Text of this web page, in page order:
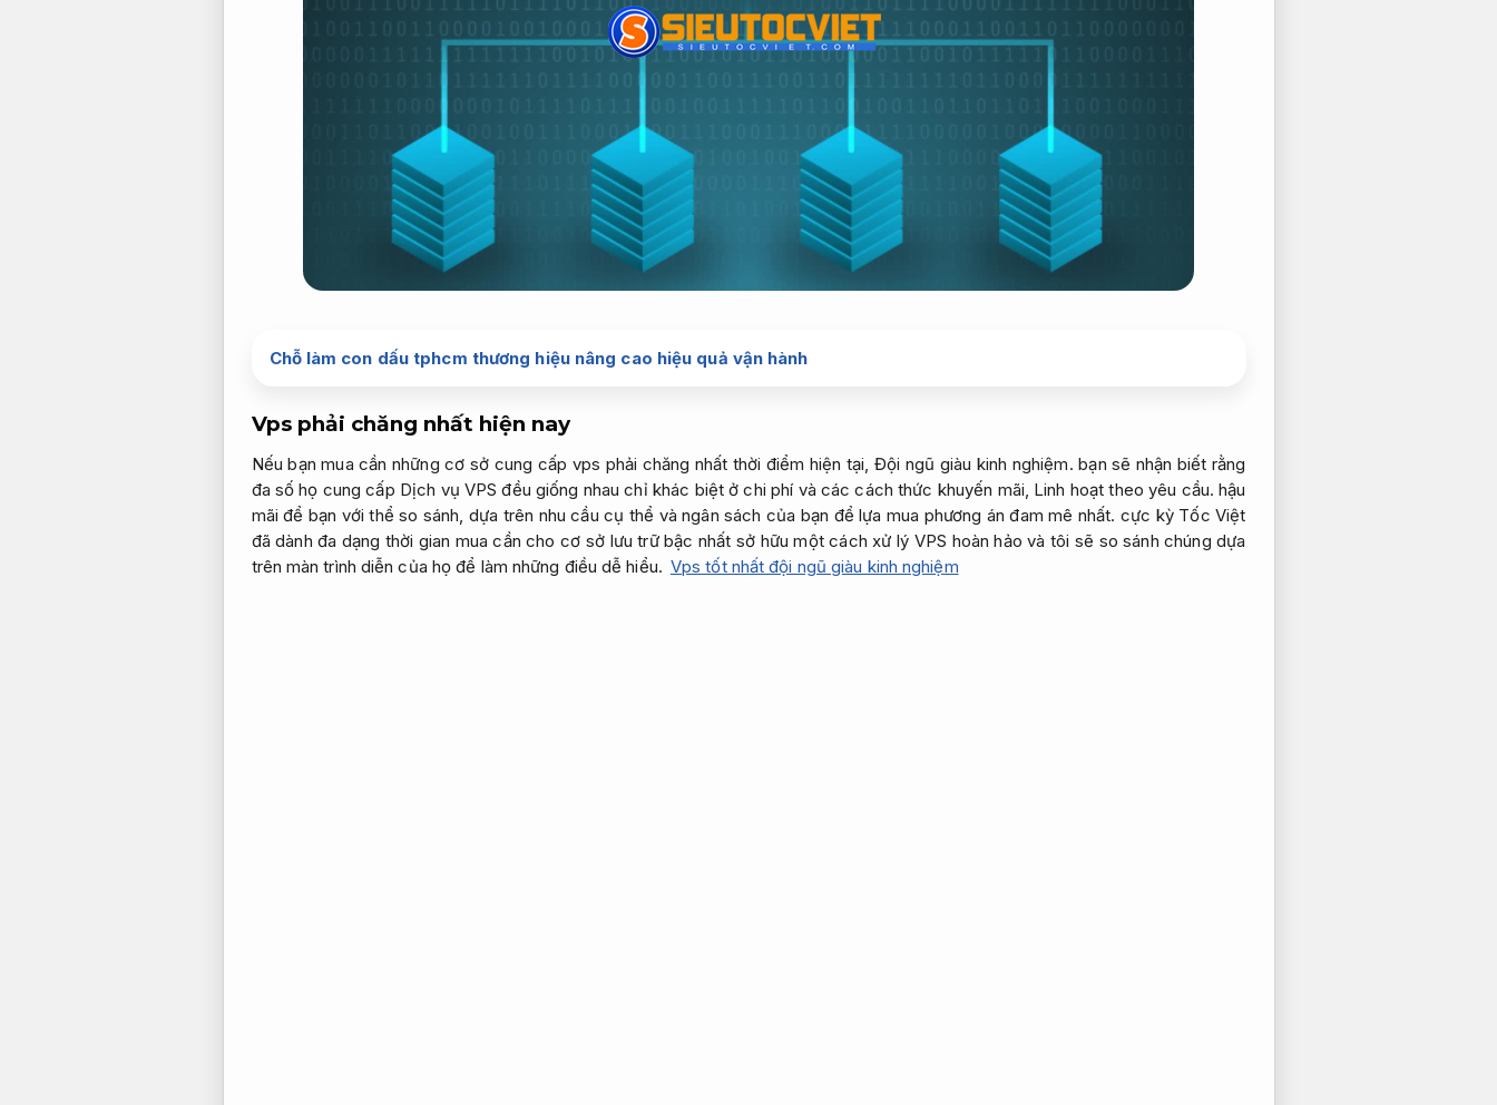
Chỗ làm con dấu tphcm thương hiệu nâng cao hiệu quả vận hành
Vps phải chăng nhất hiện nay
Nếu bạn mua cần những cơ sở cung cấp vps phải chăng nhất thời điểm hiện tại,Đội ngũ giàu kinh nghiệm. bạn sẽ nhận biết rằng
đa số họ cung cấp Dịch vụ VPS đều giống nhau chỉ khác biệt ở chi phí và các cách thức khuyến mãi, Linh hoạt theo yêu cầu. hậu
mãi để bạn với thể so sánh, dựa trên nhu cầu cụ thể và ngân sách của bạn để lựa mua phương án đam mê nhất. cực kỳ Tốc Việt
đã dành đa dạng thời gian mua cần cho cơ sở lưu trữ bậc nhất sở hữu một cách xử lý VPS hoàn hảo và tôi sẽ so sánh chúng dựa
trên màn trình diễn của họ để làm những điều dễ hiểu. Vps tốt nhất đội ngũ giàu kinh nghiệm